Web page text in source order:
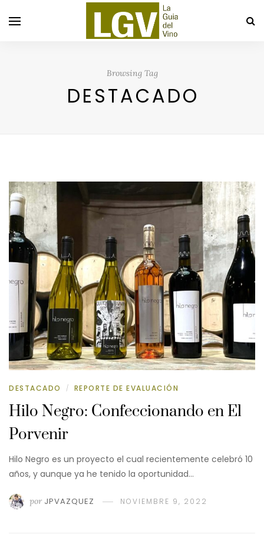
Browsing Tag
DESTACADO
DESTACADO / REPORTE DE EVALUACIÓN
Hilo Negro: Confeccionando en El
Porvenir
Hilo Negro es un proyecto el cual recientemente celebró 10
años, y aunque ya he tenido la oportunidad…
por JPVAZQUEZ NOVIEMBRE 9, 2022